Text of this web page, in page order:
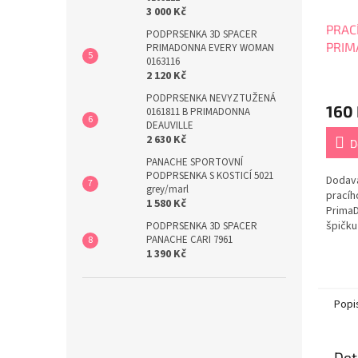
3 000 Kč
PODPRSENKA 3D SPACER
PRIMADONNA EVERY WOMAN
0163116
2 120 Kč
PODPRSENKA NEVYZTUŽENÁ
0161811 B PRIMADONNA
DEAUVILLE
2 630 Kč
PANACHE SPORTOVNÍ
PODPRSENKA S KOSTICÍ 5021
grey/marl
1 580 Kč
PODPRSENKA 3D SPACER
PANACHE CARI 7961
1 390 Kč
je
5,0
z
160